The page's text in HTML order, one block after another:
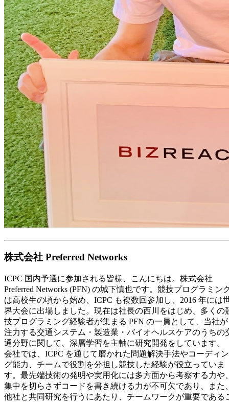
株式会社 Preferred Networks
ICPC 国内予選に参加される皆様、こんにちは。株式会社
Preferred Networks (PFN) の城下慎也です。競技プログラミン
は高校生の頃から始め、ICPC も複数回参加し、2016 年には
界大会に出場しました。現在は社長の西川をはじめ、多くの
技プログラミング経験者が集まる PFN の一員として、当社が
注力する交通システム・製造業・バイオヘルスケアのうちの
通分野に関して、深層学習を主軸に研究開発をしています。
会社では、ICPC を通じて磨かれた問題解決手法やコーディン
グ能力、チームで役割を分担し競技した経験が役立っていま
す。最先端技術の発明や実用化には多方面から考察する力や
集中を切らさずコードを書き続ける力が不可欠であり、また
他社と共同研究を行うにあたり、チームワークが重要である